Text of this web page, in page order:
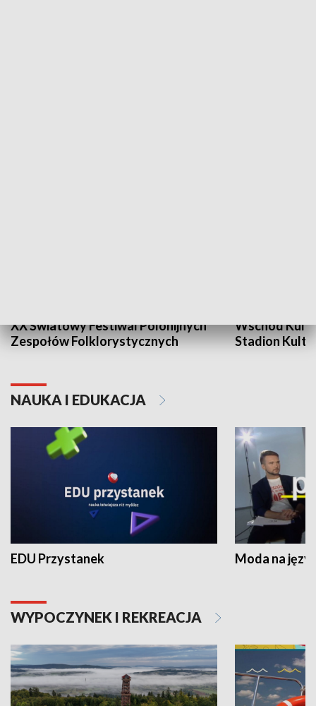
XX Światowy Festiwal Polonijnych
Zespołów Folklorystycznych
Wschód
Stadion
NAUKA I EDUKACJA
EDU Przystanek Moda na
WYPOCZYNEK I REKREACJA